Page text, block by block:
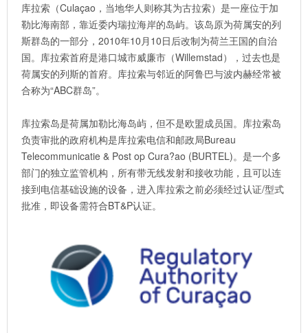
库拉索（Culaçao，当地华人则称其为古拉索）是一座位于加
勒比海南部，靠近委内瑞拉海岸的岛屿。该岛原为荷属安的列
斯群岛的一部分，2010年10月10日后改制为荷兰王国的自治
国。库拉索首府是港口城市威廉市（Willemstad），过去也是
荷属安的列斯的首府。库拉索与邻近的阿鲁巴与波内赫经常被
合称为“ABC群岛”。
库拉索岛是荷属加勒比海岛屿，但不是欧盟成员国。库拉索岛
负责审批的政府机构是库拉索电信和邮政局Bureau
Telecommunicatie & Post op Cura?ao (BURTEL)。是一个多
部门的独立监管机构，所有带无线发射和接收功能，且可以连
接到电信基础设施的设备，进入库拉索之前必须经过认证/型式
批准，即设备需符合BT&P认证。